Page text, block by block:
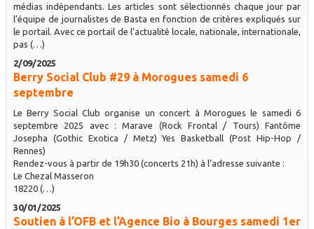
médias indépendants. Les articles sont sélectionnés chaque jour par
l’équipe de journalistes de Basta en fonction de critères expliqués sur
le portail. Avec ce portail de l’actualité locale, nationale, internationale,
pas (…)
2/09/2025
Berry Social Club #29 à Morogues samedi 6
septembre
Le Berry Social Club organise un concert à Morogues le samedi 6
septembre 2025 avec : Marave (Rock Frontal / Tours) Fantôme
Josepha (Gothic Exotica / Metz) Yes Basketball (Post Hip-Hop /
Rennes)
Rendez-vous à partir de 19h30 (concerts 21h) à l’adresse suivante :
Le Chezal Masseron
18220 (…)
30/01/2025
Soutien à l’OFB et l’Agence Bio à Bourges samedi 1er